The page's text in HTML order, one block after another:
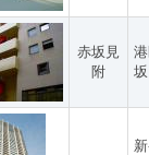
赤坂見
附